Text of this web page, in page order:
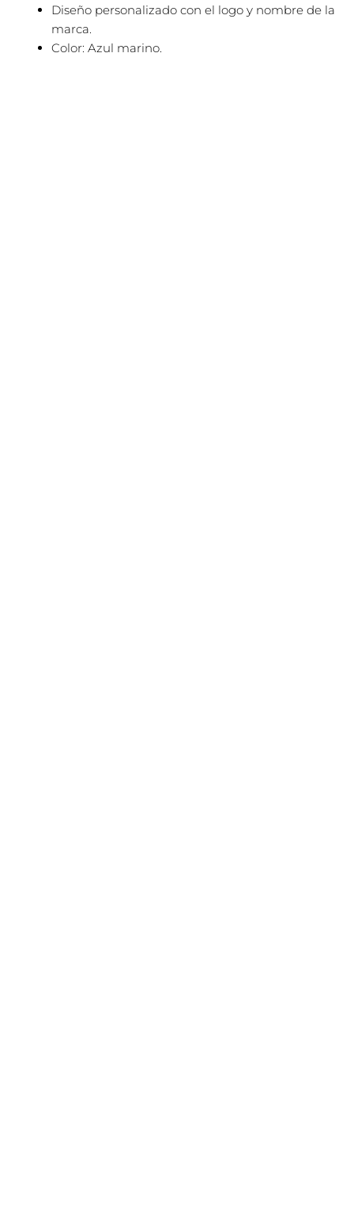
Diseño personalizado con el logo y nombre de la
marca.
Color: Azul marino.